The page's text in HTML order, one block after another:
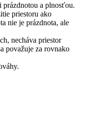
prázdnotou a plnosťou.
priestoru ako
nie je prázdnota, ale
necháva priestor
považuje za rovnako